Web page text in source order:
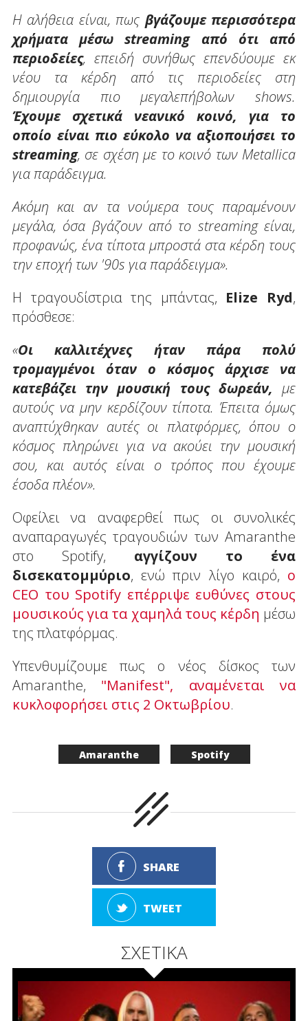
Η αλήθεια είναι, πως βγάζουμε περισσότερα
χρήματα μέσω streaming από ότι από
περιοδείες, επειδή συνήθως επενδύουμε εκ
νέου τα κέρδη από τις περιοδείες στη
δημιουργία πιο μεγαλεπήβολων shows.
Έχουμε σχετικά νεανικό κοινό, για το
οποίο είναι πιο εύκολο να αξιοποιήσει το
streaming, σε σχέση με το κοινό των Metallica
για παράδειγμα.
Ακόμη και αν τα νούμερα τους παραμένουν
μεγάλα, όσα βγάζουν από το streaming είναι,
προφανώς, ένα τίποτα μπροστά στα κέρδη τους
την εποχή των '90s για παράδειγμα».
Η τραγουδίστρια της μπάντας, Elize Ryd,
πρόσθεσε:
«Οι καλλιτέχνες ήταν πάρα πολύ
τρομαγμένοι όταν ο κόσμος άρχισε να
κατεβάζει την μουσική τους δωρεάν, με
αυτούς να μην κερδίζουν τίποτα. Έπειτα όμως
αναπτύχθηκαν αυτές οι πλατφόρμες, όπου ο
κόσμος πληρώνει για να ακούει την μουσική
σου, και αυτός είναι ο τρόπος που έχουμε
έσοδα πλέον».
Οφείλει να αναφερθεί πως οι συνολικές
αναπαραγωγές τραγουδιών των Amaranthe
στο Spotify, αγγίζουν το ένα
δισεκατομμύριο, ενώ πριν λίγο καιρό, ο
CEO του Spotify επέρριψε ευθύνες στους
μουσικούς για τα χαμηλά τους κέρδη μέσω
της πλατφόρμας.
Υπενθυμίζουμε πως ο νέος δίσκος των
Amaranthe, "Manifest", αναμένεται να
κυκλοφορήσει στις 2 Οκτωβρίου.
Amaranthe Spotify
SHARE
TWEET
ΣΧΕΤΙΚΑ